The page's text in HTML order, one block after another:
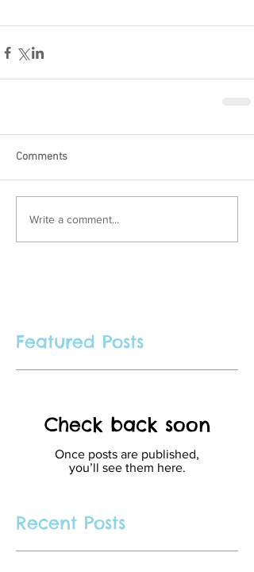
Comments
Write a comment...
Featured Posts
Check back soon
Once posts are published,
you’ll see them here.
Recent Posts